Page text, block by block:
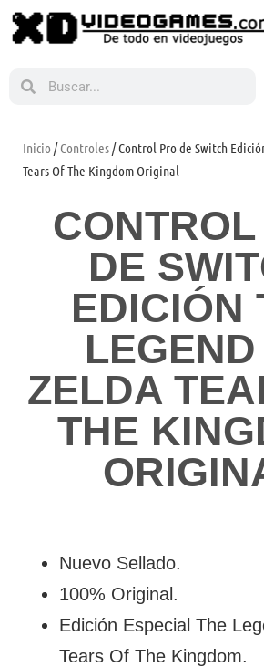
Inicio /Controles/ Control Pro de Switch
Tears Of The Kingdom Original
DE
EDICIÓN
ZELDA
THE
Nuevo Sellado.
100% Original.
Edición Especial The
Tears Of The Kingdom.